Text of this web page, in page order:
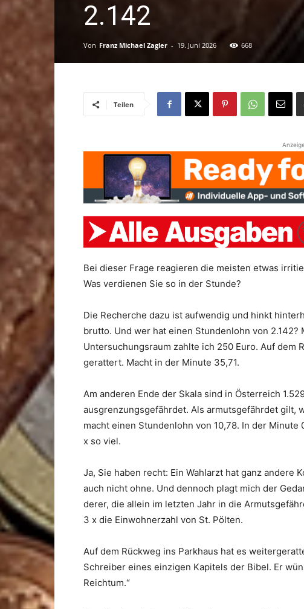
2.142
Von Franz Michael Zagler - 19. Juni 2026 668
Teilen
Bei dieser Frage reagieren die meisten etwas
Was verdienen Sie so in der Stunde?
Die Recherche dazu ist aufwendig und hinkt
brutto. Und wer hat einen Stundenlohn von 2.142?
Untersuchungsraum zahlte ich 250 Euro. Auf dem
gerattert. Macht in der Minute 35,71.
Am anderen Ende der Skala sind in Österreich
ausgrenzungsgefährdet. Als armutsgefährdet gilt,
macht einen Stundenlohn von 10,78. In der Minute
x so viel.
Ja, Sie haben recht: Ein Wahlarzt hat ganz andere
auch nicht ohne. Und dennoch plagt mich der
derer, die allein im letzten Jahr in die
3 x die Einwohnerzahl von St. Pölten.
Auf dem Rückweg ins Parkhaus hat es
Schreiber eines einzigen Kapitels der Bibel. Er
Reichtum.“